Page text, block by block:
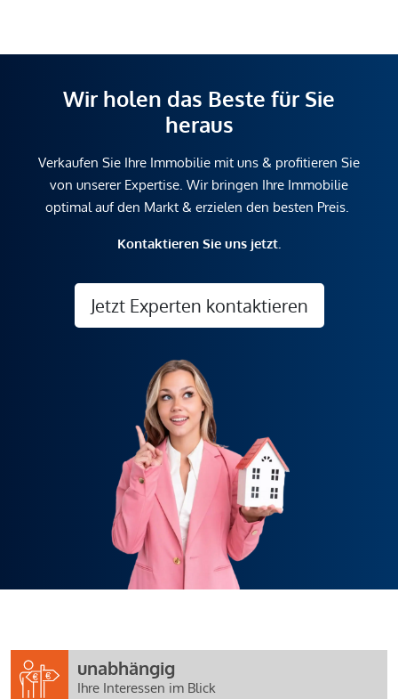
Wir holen das Beste für Sie
heraus
Verkaufen Sie Ihre Immobilie mit uns & profitieren Sie
von unserer Expertise. Wir bringen Ihre Immobilie
optimal auf den Markt & erzielen den besten Preis.
Kontaktieren Sie uns jetzt.
Jetzt Experten kontaktieren
unabhängig
Ihre Interessen im Blick